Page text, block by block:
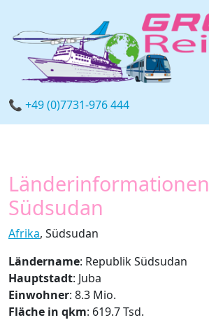
📞 +49 (0)7731-976 444
Länderinformationen
Südsudan
Afrika, Südsudan
Ländername: Republik Südsudan
Hauptstadt: Juba
Einwohner: 8.3 Mio.
Fläche in qkm: 619.7 Tsd.